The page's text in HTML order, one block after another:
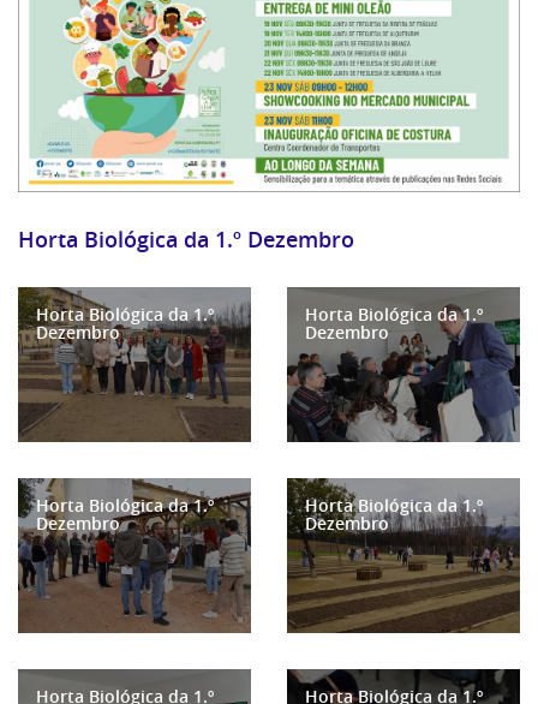
Horta Biológica da 1.º Dezembro
Horta Biológica da 1.º
Dezembro
Horta Biológica da 1.º
Dezembro
Horta Biológica da 1.º
Dezembro
Horta Biológica da 1.º
Dezembro
Horta Biológica da 1.º Horta Biológica da 1.º